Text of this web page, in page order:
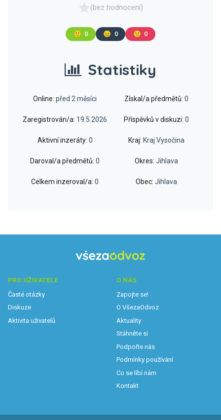
(bez hodnocení)
🙂 0 😐 0 🙁 0
Statistiky
Online: před 2 měsíci
Zaregistrován/a: 19.5.2026
Aktivní inzeráty: 0
Daroval/a předmětů: 0
Celkem inzeroval/a: 0
Získal/a předmětů: 0
Příspěvků v diskuzi: 0
Kraj: Kraj Vysočina
Okres: Jihlava
Obec: Jihlava
PRO UŽIVATELE
Časté otázky
Diskuze
Aktivita uživatelů
O NÁS
Zapojte se!
O VšezaOdvoz
Aktuality
Stáhněte si
Podpořte nás
Podmínky používání
Co se líbí nám
Kontakt